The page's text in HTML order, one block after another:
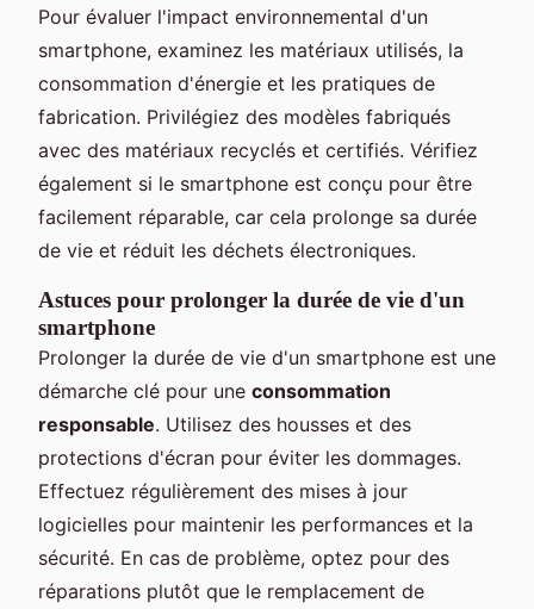
Pour évaluer l'impact environnemental d'un
smartphone, examinez les matériaux utilisés, la
consommation d'énergie et les pratiques de
fabrication. Privilégiez des modèles fabriqués
avec des matériaux recyclés et certifiés. Vérifiez
également si le smartphone est conçu pour être
facilement réparable, car cela prolonge sa durée
de vie et réduit les déchets électroniques.
Astuces pour prolonger la durée de vie d'un
smartphone
Prolonger la durée de vie d'un smartphone est une
démarche clé pour une consommation
responsable. Utilisez des housses et des
protections d'écran pour éviter les dommages.
Effectuez régulièrement des mises à jour
logicielles pour maintenir les performances et la
sécurité. En cas de problème, optez pour des
réparations plutôt que le remplacement de